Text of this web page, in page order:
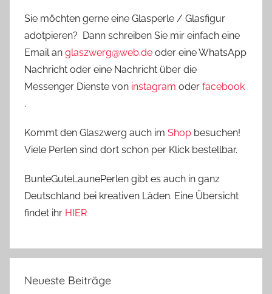
Sie möchten gerne eine Glasperle / Glasfigur
adotpieren? Dann schreiben Sie mir einfach eine
Email an glaszwerg@web.de oder eine WhatsApp
Nachricht oder eine Nachricht über die
Messenger Dienste von instagram oder facebook
.
Kommt den Glaszwerg auch im Shop besuchen!
Viele Perlen sind dort schon per Klick bestellbar.
BunteGuteLaunePerlen gibt es auch in ganz
Deutschland bei kreativen Läden. Eine Übersicht
findet ihr HIER
Neueste Beiträge